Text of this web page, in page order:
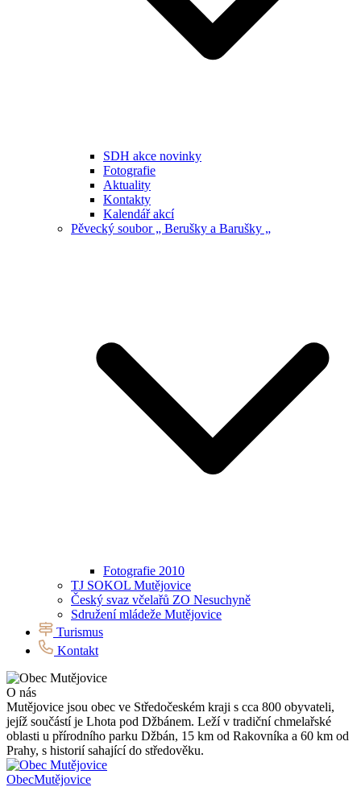
SDH akce novinky
Fotografie
Aktuality
Kontakty
Kalendář akcí
Pěvecký soubor „ Berušky a Barušky „
Fotografie 2010
TJ SOKOL Mutějovice
Český svaz včelařů ZO Nesuchyně
Sdružení mládeže Mutějovice
Turismus
Kontakt
O nás
Mutějovice jsou obec ve Středočeském kraji s cca 800 obyvateli,
jejíž součástí je Lhota pod Džbánem. Leží v tradiční chmelařské
oblasti u přírodního parku Džbán, 15 km od Rakovníka a 60 km od
Prahy, s historií sahající do středověku.
ObecMutějovice